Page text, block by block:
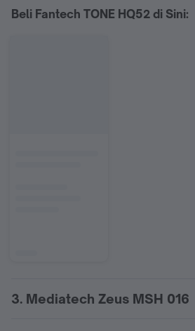
Beli Fantech TONE HQ52 di Sini:
3. Mediatech Zeus MSH 016